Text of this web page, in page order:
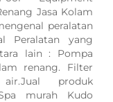
Jasa Kolam
peralatan
Peralatan yang
lain : Pompa
renang. Filter
produk
murah Kudo